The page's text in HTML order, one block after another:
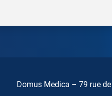
Domus Medica – 79 rue